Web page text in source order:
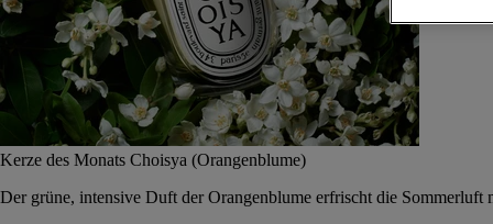
Kerze des Monats Choisya (Orangenblume)
Der grüne, intensive Duft der Orangenblume erfrischt die Sommerluft